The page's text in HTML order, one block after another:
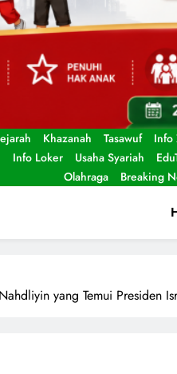
Khazanah Tasawuf Info
Info Loker
Usaha Syariah
Olahraga
Breaking
yang Temui Presiden